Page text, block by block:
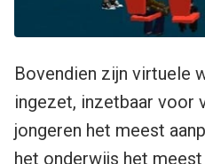
Bovendien zijn virtuele
ingezet, inzetbaar voor
jongeren het meest
het onderwijs het